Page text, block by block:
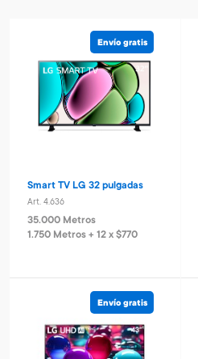
Envío gratis
Smart TV LG 32 pulgadas
Art. 4.636
35.000 Metros
1.750 Metros + 12 x $770
Envío gratis